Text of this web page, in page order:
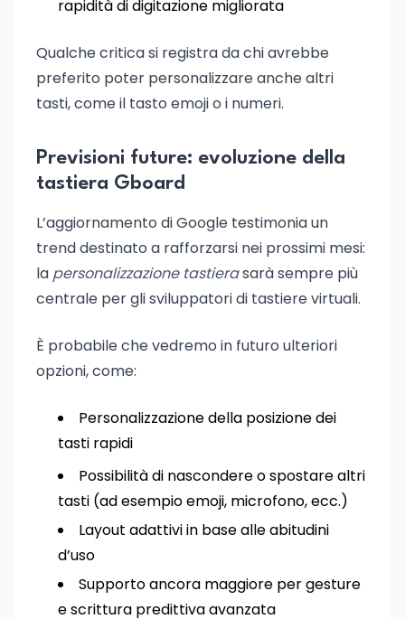
rapidità di digitazione migliorata
Qualche critica si registra da chi avrebbe
preferito poter personalizzare anche altri
tasti, come il tasto emoji o i numeri.
Previsioni future: evoluzione della
tastiera Gboard
L’aggiornamento di Google testimonia un
trend destinato a rafforzarsi nei prossimi mesi:
la personalizzazione tastierasarà sempre più
centrale per gli sviluppatori di tastiere virtuali.
È probabile che vedremo in futuro ulteriori
opzioni, come:
Personalizzazione della posizione dei
tasti rapidi
Possibilità di nascondere o spostare altri
tasti (ad esempio emoji, microfono, ecc.)
Layout adattivi in base alle abitudini
d’uso
Supporto ancora maggiore per gesture
e scrittura predittiva avanzata